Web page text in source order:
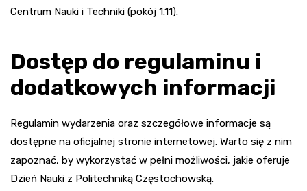
Centrum Nauki i Techniki (pokój 1.11).
Dostęp do regulaminu i
dodatkowych informacji
Regulamin wydarzenia oraz szczegółowe informacje są
dostępne na oficjalnej stronie internetowej. Warto się z nim
zapoznać, by wykorzystać w pełni możliwości, jakie oferuje
Dzień Nauki z Politechniką Częstochowską.